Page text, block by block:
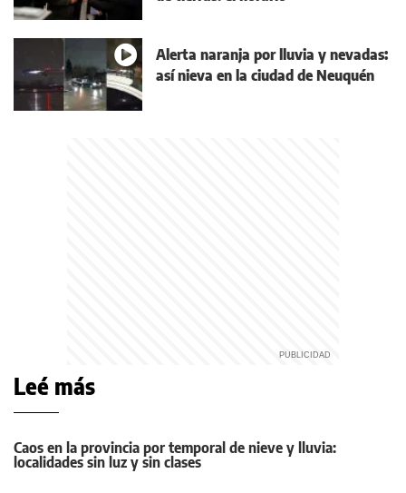
Alerta naranja por lluvia y nevadas:
así nieva en la ciudad de Neuquén
Leé más
Caos en la provincia por temporal de nieve y lluvia:
localidades sin luz y sin clases